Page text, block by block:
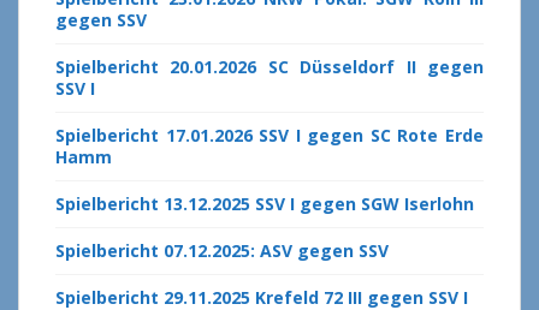
gegen SSV
Spielbericht 20.01.2026 SC Düsseldorf II gegen
SSV I
Spielbericht 17.01.2026 SSV I gegen SC Rote Erde
Hamm
Spielbericht 13.12.2025 SSV I gegen SGW Iserlohn
Spielbericht 07.12.2025: ASV gegen SSV
Spielbericht 29.11.2025 Krefeld 72 III gegen SSV I